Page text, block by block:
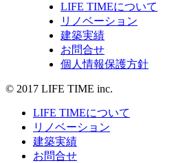
LIFE TIMEについて
リノベーション
建築実績
お問合せ
個人情報保護方針
© 2017 LIFE TIME inc.
LIFE TIMEについて
リノベーション
建築実績
お問合せ